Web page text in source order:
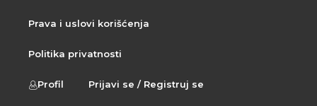
Prava i uslovi korišćenja
Politika privatnosti
Profil Prijavi se / Registruj se